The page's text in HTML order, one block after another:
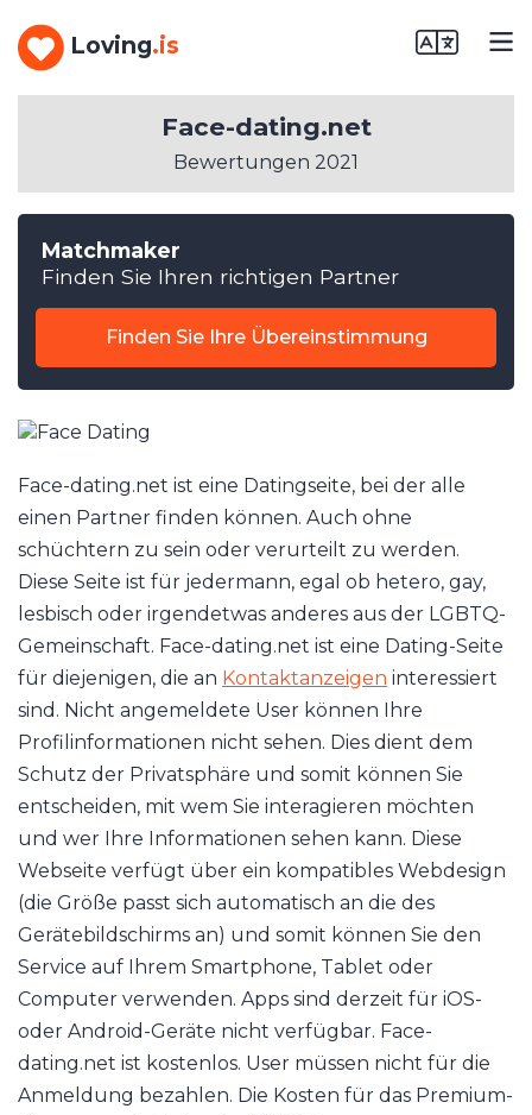
Loving.is
Matchmaker
Finden Sie Ihren richtigen Partner
Finden Sie Ihre Übereinstimmung
Face-dating.net
Bewertungen 2021
Face-dating.net ist eine Datingseite, bei der alle
einen Partner finden können. Auch ohne
schüchtern zu sein oder verurteilt zu werden.
Diese Seite ist für jedermann, egal ob hetero, gay,
lesbisch oder irgendetwas anderes aus der LGBTQ-
Gemeinschaft. Face-dating.net ist eine Dating-Seite
für diejenigen, die an Kontaktanzeigen interessiert
sind. Nicht angemeldete User können Ihre
Profilinformationen nicht sehen. Dies dient dem
Schutz der Privatsphäre und somit können Sie
entscheiden, mit wem Sie interagieren möchten
und wer Ihre Informationen sehen kann. Diese
Webseite verfügt über ein kompatibles Webdesign
(die Größe passt sich automatisch an die des
Gerätebildschirms an) und somit können Sie den
Service auf Ihrem Smartphone, Tablet oder
Computer verwenden. Apps sind derzeit für iOS-
oder Android-Geräte nicht verfügbar. Face-
dating.net ist kostenlos. User müssen nicht für die
Anmeldung bezahlen. Die Kosten für das Premium-